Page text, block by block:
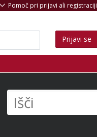
Pomoč pri prijavi ali registraciji
Prijavi se